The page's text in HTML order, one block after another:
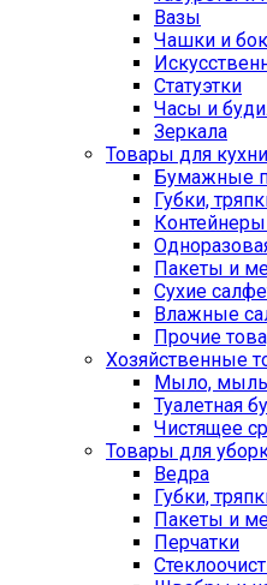
Вазы
Чашки и
Статуэтки
Часы и
Зеркала
Товары для кухни
Бумажные
Губки,
Пакеты и
Сухие
Влажные
Прочие
Хозяйственные
Мыло,
Туалетная
Чистящее
Товары для
Ведра
Губки,
Пакеты и
Перчатки